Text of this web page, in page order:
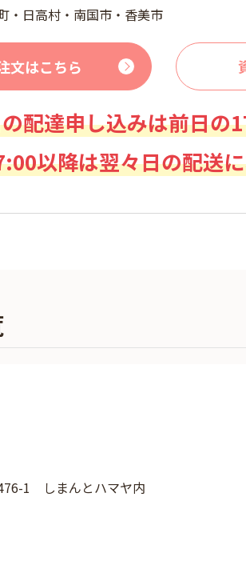
・日高村・南国市・香美市
文はこちら
配達申し込みは前日の
以降は翌々日の配送
1 しまんとハマヤ内